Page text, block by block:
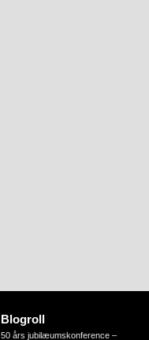
Blogroll
50 års jubilæumskonference –